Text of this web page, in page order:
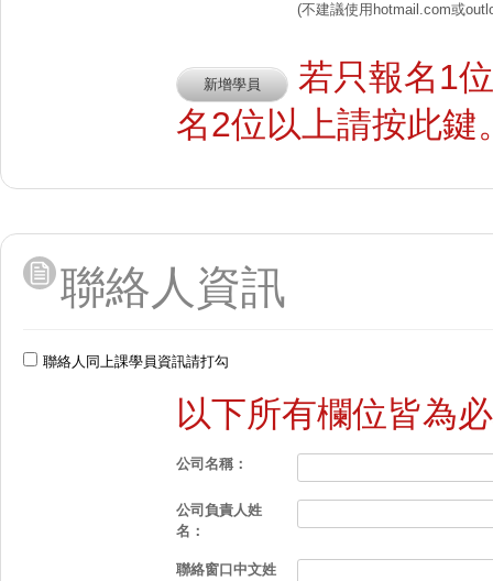
(不建議使用hotmail.com或
若只報名1
名2位以上請按此鍵
聯絡人資訊
聯絡人同上課學員資訊請打勾
以下所有欄位皆為
公司名稱：
公司負責人姓
名：
聯絡窗口中文姓